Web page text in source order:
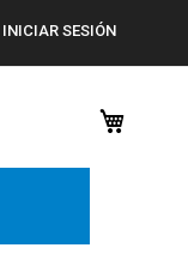
INICIAR SESIÓN